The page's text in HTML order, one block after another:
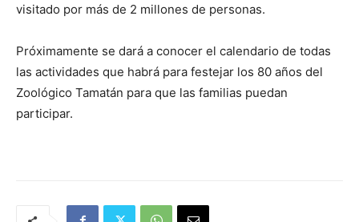
visitado por más de 2 millones de personas.
Próximamente se dará a conocer el calendario de todas
las actividades que habrá para festejar los 80 años del
Zoológico Tamatán para que las familias puedan
participar.